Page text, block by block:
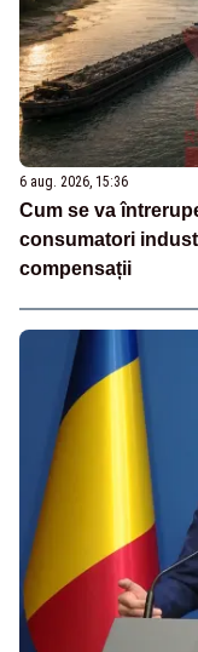
6 aug. 2026, 15:36
Cum se va
consumatori
compensații